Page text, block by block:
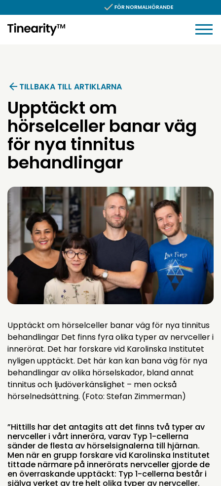
FÖR NORMALHÖRANDE
TILLBAKA TILL ARTIKLARNA
Upptäckt om
hörselceller banar väg
för nya tinnitus
behandlingar
Upptäckt om hörselceller banar väg för nya tinnitus
behandlingar Det finns fyra olika typer av nervceller i
innerörat. Det har forskare vid Karolinska Institutet
nyligen upptäckt. Det här kan kan bana väg för nya
behandlingar av olika hörselskador, bland annat
tinnitus och ljudöverkänslighet – men också
hörselnedsättning. (Foto: Stefan Zimmerman)
”Hittills har det antagits att det finns två typer av
nervceller i vårt inneröra, varav Typ 1-cellerna
sänder de flesta av hörselsignalerna till hjärnan.
Men när en grupp forskare vid Karolinska Institutet
tittade närmare på innerörats nervceller gjorde de
en överraskande upptäckt: Typ 1-cellerna består i
själva verket av tre helt olika typer av nervceller.